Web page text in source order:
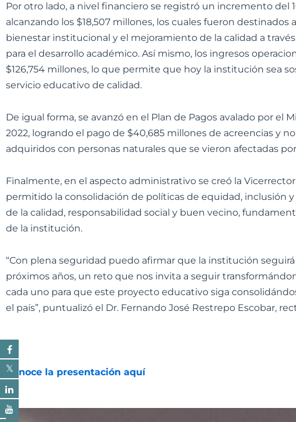
Por otro lado, a nivel financiero se registró un incremento del
alcanzando los $18,507 millones, los cuales fueron
bienestar institucional y el mejoramiento de la calidad a
para el desarrollo académico. Así mismo, los ingresos
$126,754 millones, lo que permite que hoy la institución sea
servicio educativo de calidad.
De igual forma, se avanzó en el Plan de Pagos avalado por el
2022, logrando el pago de $40,685 millones de acreencias y
adquiridos con personas naturales que se vieron afectadas
Finalmente, en el aspecto administrativo se creó la
permitido la consolidación de políticas de equidad, inclusión
de la calidad, responsabilidad social y buen vecino,
de la institución.
“Con plena seguridad puedo afirmar que la institución
próximos años, un reto que nos invita a seguir
cada uno para que este proyecto educativo siga
el país”, puntualizó el Dr. Fernando José Restrepo Escobar,
Conoce la presentación aquí